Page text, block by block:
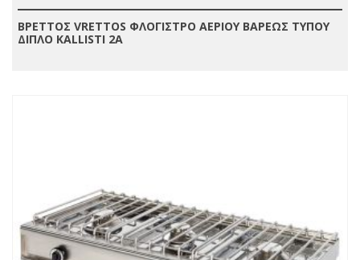
ΒΡΕΤΤΟΣ VRETTOS ΦΛΟΓΙΣΤΡΟ ΑΕΡΙΟΥ ΒΑΡΕΩΣ ΤΥΠΟΥ
ΔΙΠΛΟ KALLISTI 2Α